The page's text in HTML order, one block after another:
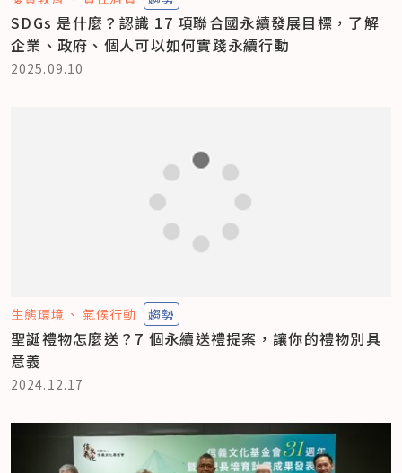
SDGs 是什麼？認識 17 項聯合國永續發展目標，了解
企業、政府、個人可以如何實踐永續行動
2025.09.10
生態環境 氣候行動 趨勢
聖誕禮物怎麼送？7 個永續送禮提案，讓你的禮物別具
意義
2024.12.17